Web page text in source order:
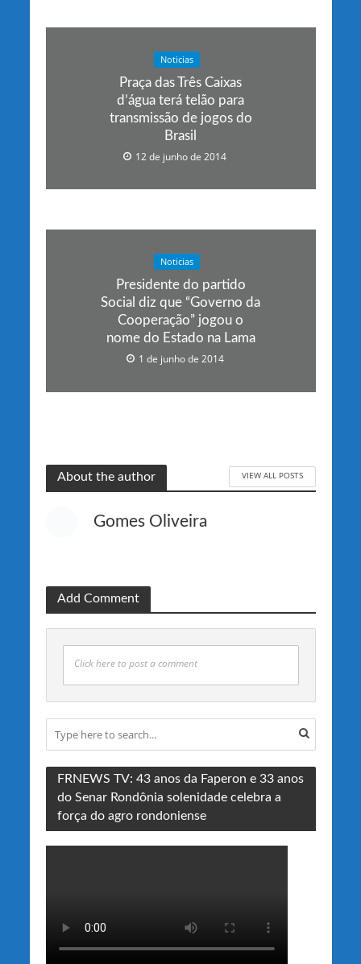
Noticias
Praça das Três Caixas
d’água terá telão para
transmissão de jogos do
Brasil
12 de junho de 2014
Noticias
Presidente do partido
Social diz que “Governo da
Cooperação” jogou o
nome do Estado na Lama
1 de junho de 2014
About the author VIEW ALL POSTS
Gomes Oliveira
Add Comment
Click here to post a comment
FRNEWS TV: 43 anos da Faperon e 33 anos
do Senar Rondônia solenidade celebra a
força do agro rondoniense